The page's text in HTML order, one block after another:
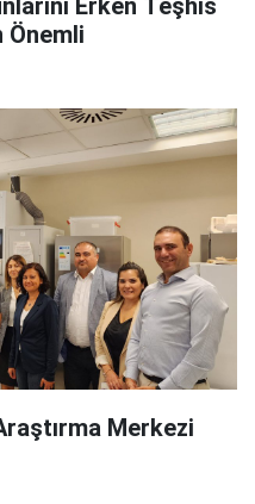
Erken Teşhis
Önemli
Merkezi